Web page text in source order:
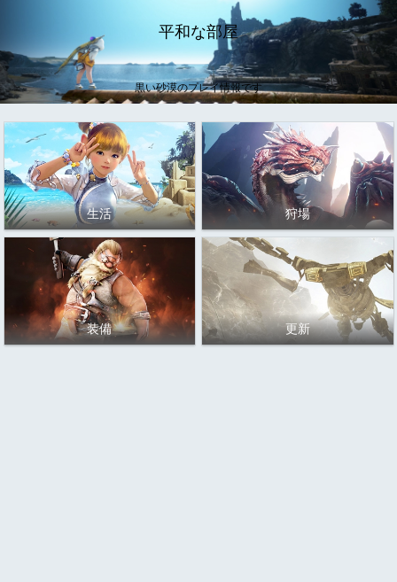
平和な部屋
黒い砂漠のプレイ情報です
生活 狩場
装備 更新